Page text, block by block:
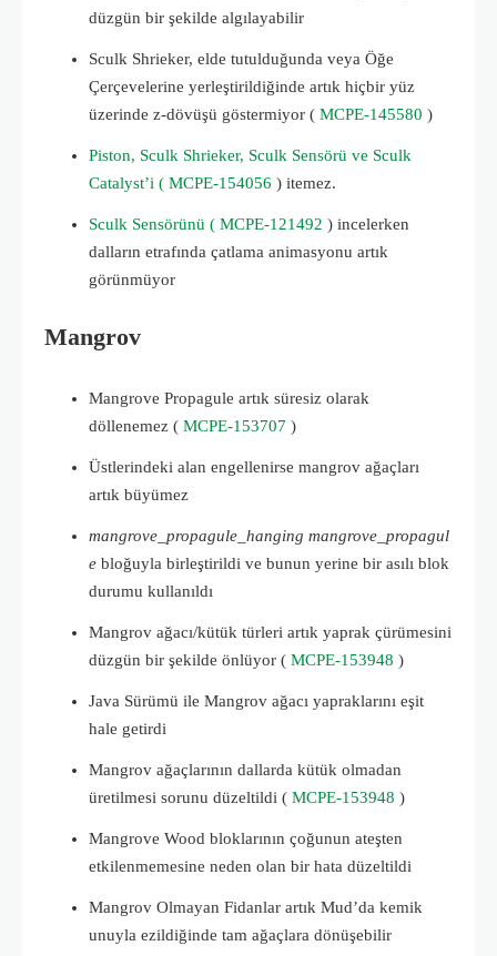
düzgün bir şekilde algılayabilir
Sculk Shrieker, elde tutulduğunda veya Öğe
Çerçevelerine yerleştirildiğinde artık hiçbir yüz
üzerinde z-dövüşü göstermiyor ( MCPE-145580 )
Piston, Sculk Shrieker, Sculk Sensörü ve Sculk
Catalyst’i ( MCPE-154056 ) itemez.
Sculk Sensörünü ( MCPE-121492 ) incelerken
dalların etrafında çatlama animasyonu artık
görünmüyor
Mangrov
Mangrove Propagule artık süresiz olarak
döllenemez ( MCPE-153707 )
Üstlerindeki alan engellenirse mangrov ağaçları
artık büyümez
mangrove_propagule_hanging mangrove_propagul
e bloğuyla birleştirildi ve bunun yerine bir asılı blok
durumu kullanıldı
Mangrov ağacı/kütük türleri artık yaprak çürümesini
düzgün bir şekilde önlüyor ( MCPE-153948 )
Java Sürümü ile Mangrov ağacı yapraklarını eşit
hale getirdi
Mangrov ağaçlarının dallarda kütük olmadan
üretilmesi sorunu düzeltildi ( MCPE-153948 )
Mangrove Wood bloklarının çoğunun ateşten
etkilenmemesine neden olan bir hata düzeltildi
Mangrov Olmayan Fidanlar artık Mud’da kemik
unuyla ezildiğinde tam ağaçlara dönüşebilir